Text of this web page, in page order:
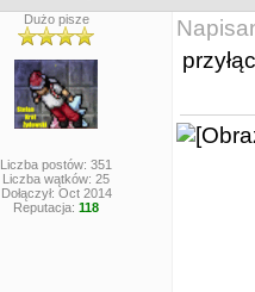
Dużo pisze
Liczba postów: 351
Liczba wątków: 25
Dołączył: Oct 2014
Reputacja: 118